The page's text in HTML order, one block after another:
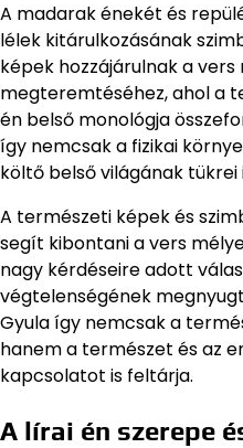
A madarak énekét és
lélek kitárulkozásának
képek hozzájárulnak a
megteremtéséhez, ahol a
én belső monológja
így nemcsak a fizikai
költő belső világának tükrei
A természeti képek és
segít kibontani a vers
nagy kérdéseire adott
végtelenségének
Gyula így nemcsak a
hanem a természet és az
kapcsolatot is feltárja.
A lírai én szerepe